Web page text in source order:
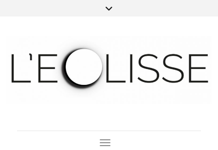
Toggle Navigation